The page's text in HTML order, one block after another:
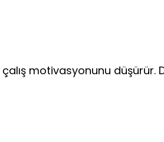
motivasyonunu düşürür.